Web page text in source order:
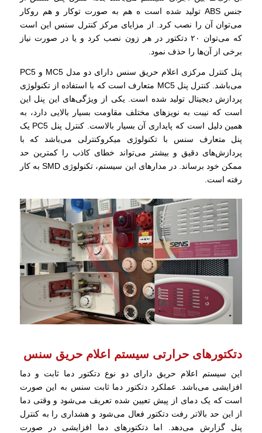
جنس ABS تولید شده است ه هم به صورت توکار و هم روکار
می‌توان آن را نصب کرد. از مزایای مرکز کنترل سنس این است
که می‌توان ۲۰ دتکتور در هر زون نصب کرد و یا در صورت نیاز
برخی از آن‌ها را حذف نمود.
پنل کنترل مرکزی اعلام حریق سنس دارای دو مدل MC5 و PC5
می‌باشد. کنترل پنل MC5 متعارف است که با استفاده از تکنولوژی
پردازش دیجیتال تولید شده است. یکی از ویژگی‌های این پنل این
است که نیبت به نویز‌های مختلف مقاومت بسیار بالایی دارد، به
همین دلیل است که پایداری آن بسیار بالاست. کنترل پنل PC5 یک
پنل متعارف سنس با تکنولوژی میکروکنترلی می‌باشد که با
پردازش‌های دقیق و بیشتر می‌تواند خطای کاذب را کمترین حد
ممکن خود برساند. در مدار‌های این سیستم، تکنولوژی SMD به کار
رفته است.
دتکتورهای حرارتی سیستم اعلام حریق سنس
این سیستم اعلام حریق دارای دو نوع دتکتور دما ثابت و دما
افزایشی می‌باشد. عملکرد دتکتور دما ثابت سنس به این صورت
است که یک دمای از پیش تعیین شده تعریف می‌شود و وقتی دما
از این حد بالاتر رفت دتکتور فعال می‌شود و هشداری را به کنترل
پنل گزارش می‌دهد. اما دتکتورهای دما افزایشی در صورت